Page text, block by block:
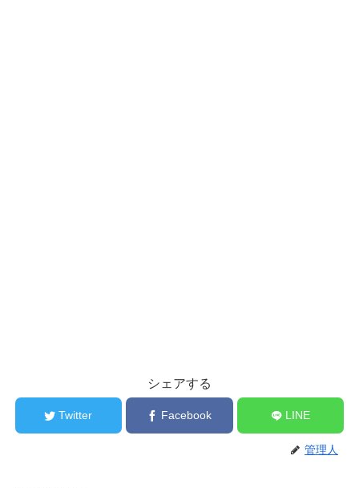
シェアする
Twitter Facebook LINE
管理人